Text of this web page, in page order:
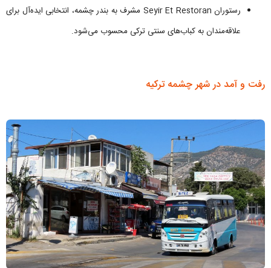
رستوران Seyir Et Restoran مشرف به بندر چشمه، انتخابی ایده‌آل برای
علاقه‌مندان به کباب‌های سنتی ترکی محسوب می‌شود.
رفت و آمد در شهر چشمه ترکیه